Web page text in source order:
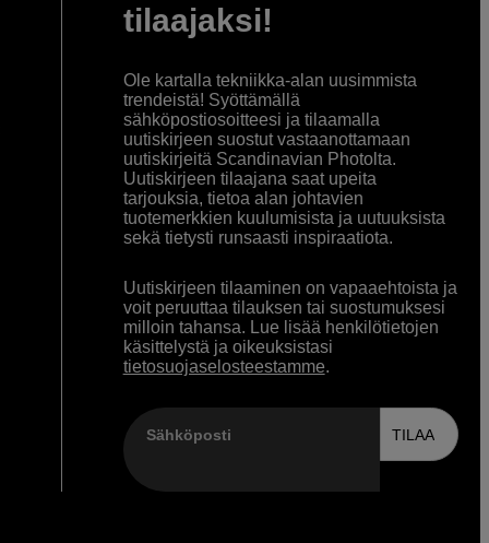
tilaajaksi!
Ole kartalla tekniikka-alan uusimmista
trendeistä! Syöttämällä
sähköpostiosoitteesi ja tilaamalla
uutiskirjeen suostut vastaanottamaan
uutiskirjeitä Scandinavian Photolta.
Uutiskirjeen tilaajana saat upeita
tarjouksia, tietoa alan johtavien
tuotemerkkien kuulumisista ja uutuuksista
sekä tietysti runsaasti inspiraatiota.
Uutiskirjeen tilaaminen on vapaaehtoista ja
voit peruuttaa tilauksen tai suostumuksesi
milloin tahansa. Lue lisää henkilötietojen
käsittelystä ja oikeuksistasi
tietosuojaselosteestamme.
Sähköposti TILAA